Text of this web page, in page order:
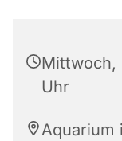
Mittwoch,
Uhr
Aquarium